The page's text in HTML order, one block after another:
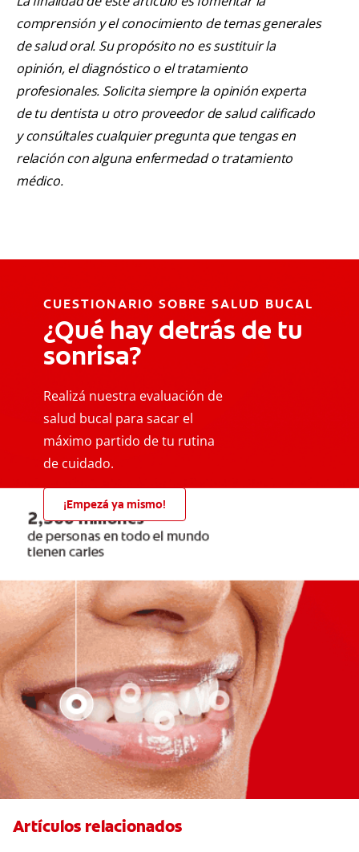
comprensión y el conocimiento de temas generales
de salud oral. Su propósito no es sustituir la
opinión, el diagnóstico o el tratamiento
profesionales. Solicita siempre la opinión experta
de tu dentista u otro proveedor de salud calificado
y consúltales cualquier pregunta que tengas en
relación con alguna enfermedad o tratamiento
médico.
CUESTIONARIO SOBRE SALUD BUCAL
¿Qué hay detrás de tu
sonrisa?
Realizá nuestra evaluación de
salud bucal para sacar el
máximo partido de tu rutina
de cuidado.
¡Empezá ya mismo!
Artículos relacionados